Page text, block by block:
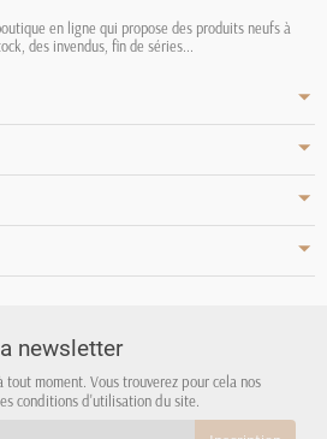
en ligne qui propose des produits neufs à
des invendus, fin de séries...
newsletter
tout moment. Vous trouverez pour cela nos
conditions d'utilisation du site.